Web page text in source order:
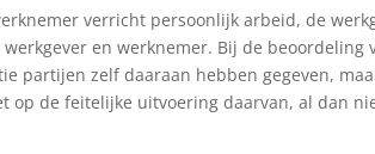
verricht persoonlijk arbeid, de
en werknemer. Bij de
partijen zelf daaraan hebben gegeven,
op de feitelijke uitvoering daarvan, al dan